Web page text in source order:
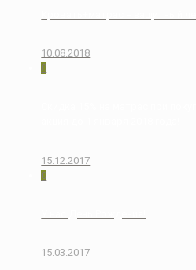
10.08.2018
0
15.12.2017
0
15.03.2017